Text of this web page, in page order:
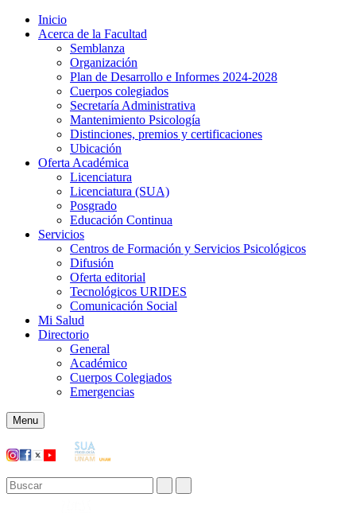
Inicio
Acerca de la Facultad
Semblanza
Organización
Plan de Desarrollo e Informes 2024-2028
Cuerpos colegiados
Secretaría Administrativa
Mantenimiento Psicología
Distinciones, premios y certificaciones
Ubicación
Oferta Académica
Licenciatura
Licenciatura (SUA)
Posgrado
Educación Continua
Servicios
Centros de Formación y Servicios Psicológicos
Difusión
Oferta editorial
Tecnológicos URIDES
Comunicación Social
Mi Salud
Directorio
General
Académico
Cuerpos Colegiados
Emergencias
Menu